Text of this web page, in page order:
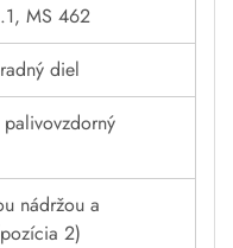
MS 462
diel
nádržou a
2)